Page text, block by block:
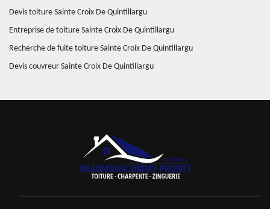
Devis toiture Sainte Croix De Quintillargu
Entreprise de toiture Sainte Croix De Quintillargu
Recherche de fuite toiture Sainte Croix De Quintillargu
Devis couvreur Sainte Croix De Quintillargu